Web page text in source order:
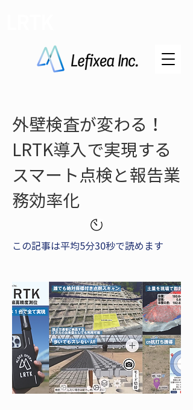
外壁検査が変わる！
LRTK導入で実現する
スマート点検と報告業
務効率化
この記事は平均5分30秒で読めます